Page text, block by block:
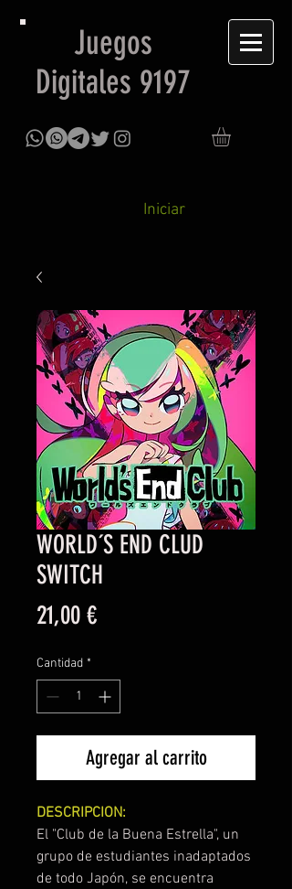
Juegos
Digitales 9197
Iniciar
WORLD´S END CLUD
SWITCH
21,00 €Precio
Cantidad *
Agregar al carrito
DESCRIPCION:
El "Club de la Buena Estrella", un
grupo de estudiantes inadaptados
de todo Japón, se encuentra